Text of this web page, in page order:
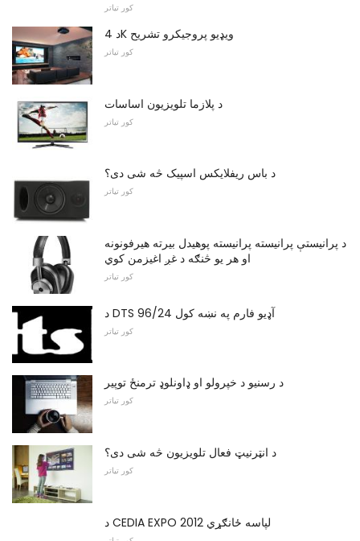
کور تیاتر
د 4K ویډیو پروجیکرو تشریح
کور تیاتر
د پلازما تلویزیون اساسات
کور تیاتر
د باس ریفلایکس اسپیک څه شی دی؟
کور تیاتر
د پرانیستې پرانیسته پرانیسته پوهیدل بیرته هیرفونونه
او هر یو څنګه د غږ اغیزمن کوي
کور تیاتر
د DTS 96/24 آډیو فارم په نښه کول
کور تیاتر
د رسنیو د خپرولو او ډاونلوډ ترمنځ توپیر
کور تیاتر
د انټرنیټ فعال تلویزیون څه شی دی؟
کور تیاتر
د CEDIA EXPO 2012 لپاسه ځانګړي